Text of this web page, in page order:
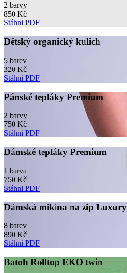
2 barvy
850 Kč
Stáhni PDF
Dětský organický kulich
5 barev
320 Kč
Stáhni PDF
Pánské tepláky Premium
2 barvy
750 Kč
Stáhni PDF
Dámské tepláky Premium
1 barva
750 Kč
Stáhni PDF
Dámská mikina na zip Luxury
8 barev
890 Kč
Stáhni PDF
Batoh Rolltop EKO twin